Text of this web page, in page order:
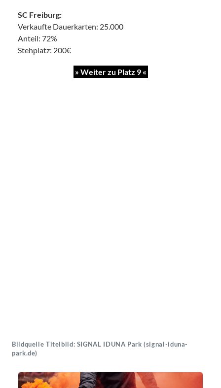
SC Freiburg:
Verkaufte Dauerkarten: 25.000
Anteil: 72%
Stehplatz: 200€
» Weiter zu Platz 9 «
Bildquelle Titelbild: SIGNAL IDUNA Park (signal-iduna-
park.de)